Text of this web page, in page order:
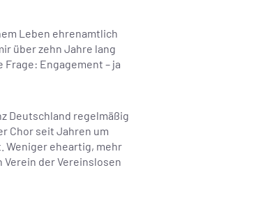
Leben ehrenamtlich
über zehn Jahre lang
Engagement – ja
Deutschland regelmäßig
Chor seit Jahren um
Weniger eheartig, mehr
der Vereinslosen